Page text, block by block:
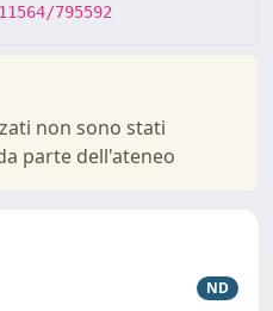
795592
non sono stati
parte dell'ateneo
ND